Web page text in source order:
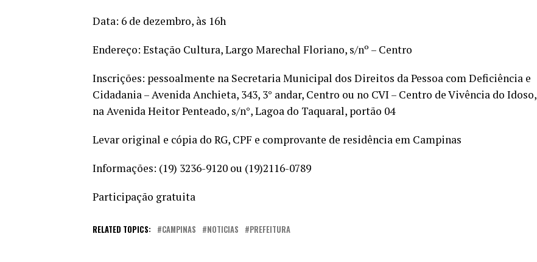
Data: 6 de dezembro, às 16h
Endereço: Estação Cultura, Largo Marechal Floriano, s/nº – Centro
Inscrições: pessoalmente na Secretaria Municipal dos Direitos da Pessoa com Deficiência e
Cidadania – Avenida Anchieta, 343, 3° andar, Centro ou no CVI – Centro de Vivência do Idoso,
na Avenida Heitor Penteado, s/n°, Lagoa do Taquaral, portão 04
Levar original e cópia do RG, CPF e comprovante de residência em Campinas
Informações: (19) 3236-9120 ou (19)2116-0789
Participação gratuita
RELATED TOPICS: CAMPINAS NOTICIAS PREFEITURA